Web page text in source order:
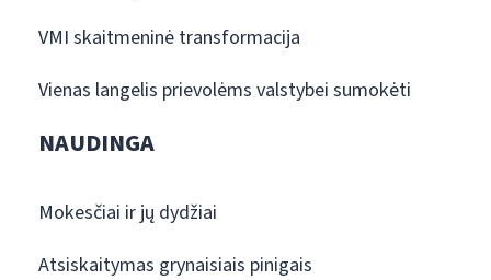
VMI skaitmeninė transformacija
Vienas langelis prievolėms valstybei sumokėti
NAUDINGA
Mokesčiai ir jų dydžiai
Atsiskaitymas grynaisiais pinigais